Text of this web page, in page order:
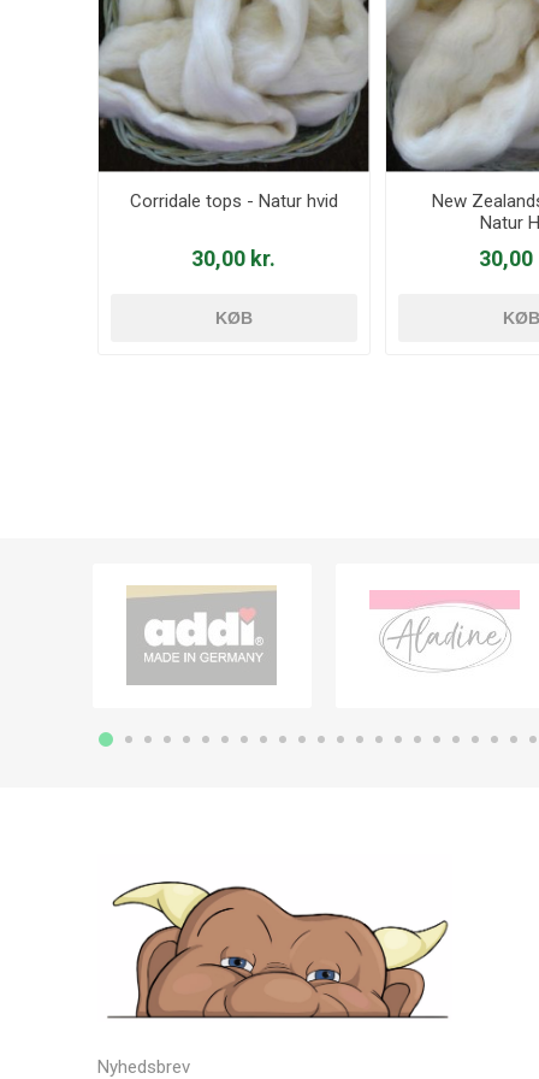
Corridale tops - Natur hvid
30,00 kr.
KØB
New
Natur
30,00
KØB
Nyhedsbrev